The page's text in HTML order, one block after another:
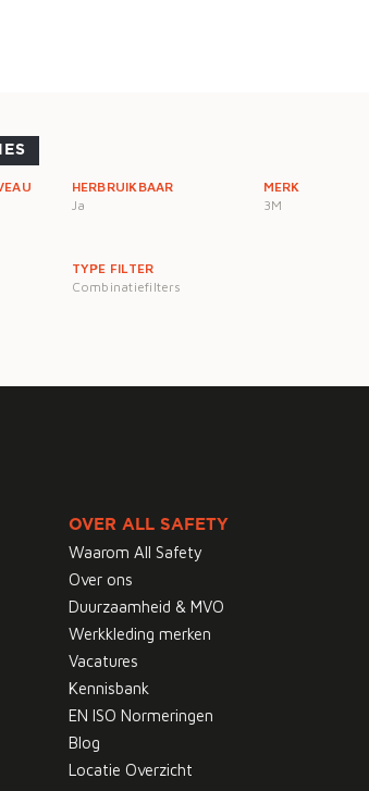
HERBRUIKBAAR
Ja
MERK
3M
TYPE FILTER
Combinatiefilters
OVER ALL SAFETY
Waarom All Safety
Over ons
Duurzaamheid & MVO
Werkkleding merken
Vacatures
Kennisbank
EN ISO Normeringen
Blog
Locatie Overzicht